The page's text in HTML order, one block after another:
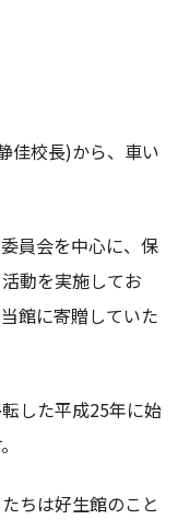
佳校長)から、車い
員会を中心に、保
動を実施してお
館に寄贈していた
した平成25年に始
ちは好生館のこと